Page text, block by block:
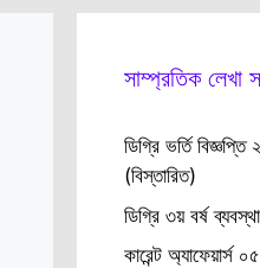
সাম্প্রতিক লেখা
ডিগ্রি ভর্তি
(বিস্তারিত)
ডিগ্রি ৩য় বর্ষ
কারেন্ট অ্যাফেয়ার্স